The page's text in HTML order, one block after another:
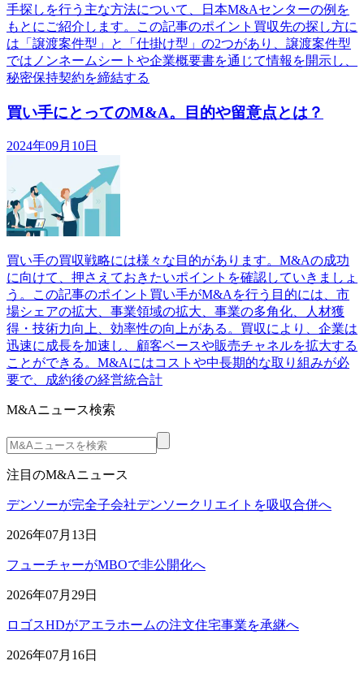
手探しを行う主な方法について、日本M&Aセンターの例を
もとにご紹介します。この記事のポイント買収先の探し方に
は「譲渡案件型」と「仕掛け型」の2つがあり、譲渡案件型
ではノンネームシートや企業概要書を通じて情報を開示し、
秘密保持契約を締結する
買い手にとってのM&A。目的や留意点とは？
2024年09月10日
買い手の買収戦略には様々な目的があります。M&Aの成功
に向けて、押さえておきたいポイントを確認していきましょ
う。この記事のポイント買い手がM&Aを行う目的には、市
場シェアの拡大、事業領域の拡大、事業の多角化、人材獲
得・技術力向上、効率性の向上がある。買収により、企業は
迅速に成長を加速し、顧客ベースや販売チャネルを拡大する
ことができる。M&Aにはコストや中長期的な取り組みが必
要で、成約後の経営統合計
M&Aニュース検索
注目のM&Aニュース
デンソーが完全子会社デンソークリエイトを吸収合併へ
2026年07月13日
フューチャーがMBOで非公開化へ
2026年07月29日
ロゴスHDがアエラホームの注文住宅事業を承継へ
2026年07月16日